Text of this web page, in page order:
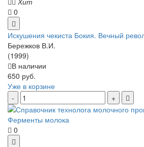
0
Искушения чекиста Бокия. Вечный
Бережков В.И.
(1999)
В наличии
650 руб.
Уже в корзине
0